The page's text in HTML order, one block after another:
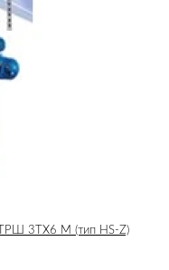
ТРШ 3ТХ6 М (тип HS-Z)